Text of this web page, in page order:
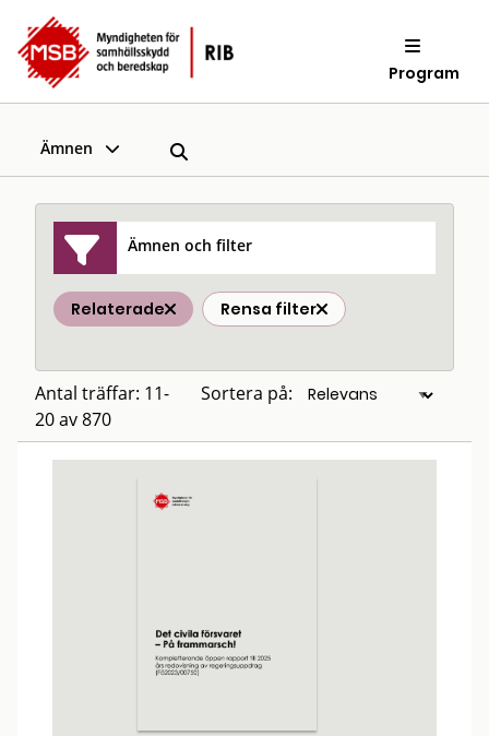
Program
Ämnen
Ämnen och filter
Relaterade Rensa filter
Antal träffar: 11-
20 av 870
Sortera på: